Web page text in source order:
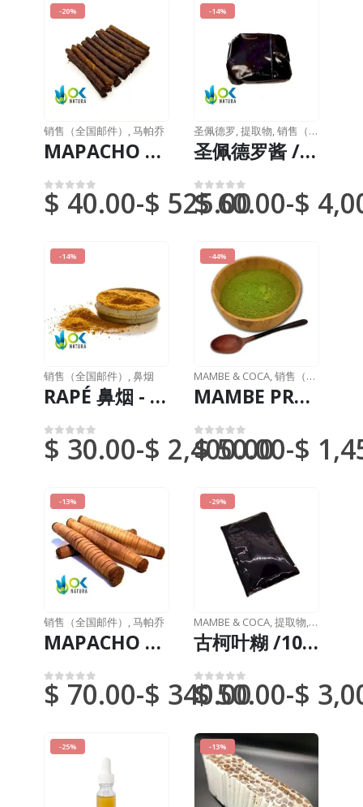
-20%
销售（全国邮件） ,马帕乔
MAPACHO 纯的 (Nicotiana Rustic) 薄荷 - 香草 - 可可 - 脚趾 - 蜂蜜 - 各种口味
0满分 5 分
$ 40.00-$ 525.00
-14%
圣佩德罗,提取物,销售（全国邮件）
圣佩德罗酱 / 10gr at 1kg / - (Trichocereus / Echinopsis pachanoi) - 100% 纯膏状提取物
0满分 5 分
$60.00-$
-14%
销售（全国邮件） ,鼻烟
RAPÉ 鼻烟 - MIXTERIO / 100克中有5克 / - (死藤水 + Chacruna + Huambisa + Mapacho + 圣佩德罗)
0满分 5 分
$ 30.00-$ 2,400.00
-44%
MAMBE & COCA,销售（全国邮件）
MAMBE PREMIUM - Tribe Huitoto / 30克至10公斤 / - Coca Leaf + Cetico Ash - 特别版
0满分 5 分
$50.00-$
-13%
销售（全国邮件） 马帕乔
MAPACHO 大粗棍 (Nicotiana Rustic) 新鲜切卷
0满分 5 分
$ 70.00-$ 340.00
-29%
MAMBE & COCA 提取物 销售（全
古柯叶糊 /10克，10公斤/-（Erythroxylum Coca）100%纯糊状提取物
0满分 5 分
$50.00-$
-25% -13%